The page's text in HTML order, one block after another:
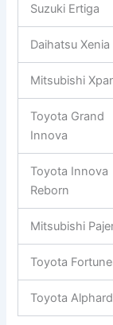
Suzuki Ertiga
Daihatsu Xenia
Mitsubishi
Toyota Grand
Innova
Toyota Innova
Reborn
Mitsubishi
Toyota
Toyota Alphard